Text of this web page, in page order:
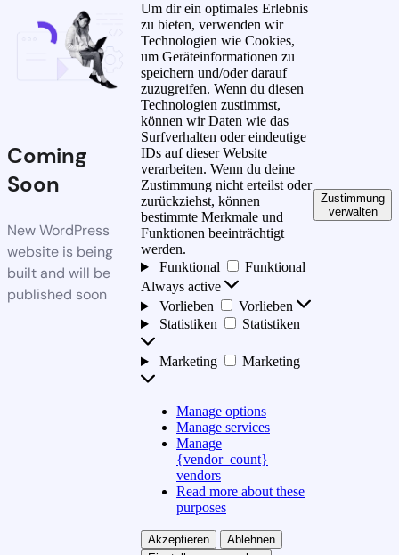
Coming
Soon
New WordPress
website is being
built and will be
published soon
Um dir ein optimales Erlebnis
zu bieten, verwenden wir
Technologien wie Cookies,
um Geräteinformationen zu
speichern und/oder darauf
zuzugreifen. Wenn du diesen
Technologien zustimmst,
können wir Daten wie das
Surfverhalten oder eindeutige
IDs auf dieser Website
verarbeiten. Wenn du deine
Zustimmung nicht erteilst oder
zurückziehst, können
bestimmte Merkmale und
Funktionen beeinträchtigt
werden.
Funktional
Funktional
Always active
Vorlieben
Vorlieben
Statistiken
Statistiken
Marketing Marketing
Manage options
Manage services
Manage
{vendor_count}
vendors
Read more about these
purposes
Akzeptieren
Ablehnen
Zustimmung
verwalten